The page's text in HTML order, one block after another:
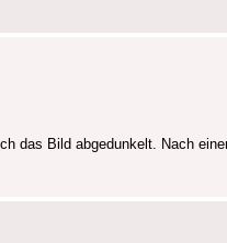
das Bild abgedunkelt. Nach